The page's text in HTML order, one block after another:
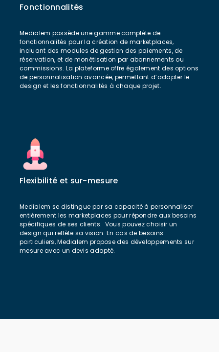
Fonctionnalités
Medialem possède une gamme complète de
fonctionnalités pour la création de marketplaces,
incluant des modules de gestion des paiements, de
réservation, et de monétisation par abonnements ou
commissions. La plateforme offre également des options
de personnalisation avancée, permettant d’adapter le
design et les fonctionnalités à chaque projet.
Flexibilité et sur-mesure
Medialem se distingue par sa capacité à personnaliser
entièrement les marketplaces pour répondre aux besoins
spécifiques de ses clients. Vous pouvez choisir un
design qui reflète sa vision. En cas de besoins
particuliers, Medialem propose des développements sur
mesure avec un devis adapté.